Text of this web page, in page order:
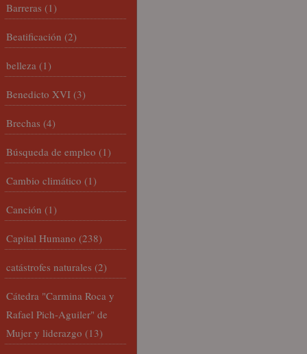
Barreras (1)
Beatificación (2)
belleza (1)
Benedicto XVI (3)
Brechas (4)
Búsqueda de empleo (1)
Cambio climático (1)
Canción (1)
Capital Humano (238)
catástrofes naturales (2)
Cátedra "Carmina Roca y
Rafael Pich-Aguiler" de
Mujer y liderazgo (13)